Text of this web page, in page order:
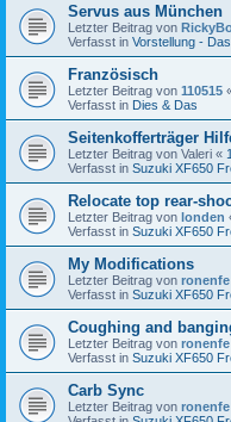
Servus aus München
Letzter Beitrag von
Verfasst in Vorstellung - Das
Französisch
Letzter Beitrag von 110515
Verfasst in Dies & Das
Seitenkofferträger
Letzter Beitrag von Valeri «
Verfasst in Suzuki XF650
Relocate top rear-
Letzter Beitrag von londen
Verfasst in Suzuki XF650
My Modifications
Letzter Beitrag von ronenfe
Verfasst in Suzuki XF650
Coughing and
Letzter Beitrag von ronenfe
Verfasst in Suzuki XF650
Carb Sync
Letzter Beitrag von ronenfe